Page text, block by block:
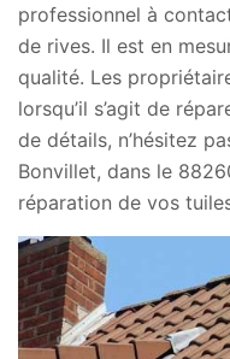
professionnel à
de rives. Il est en
qualité. Les
lorsqu’il s’agit de
de détails, n’hésitez
Bonvillet, dans le
réparation de vos